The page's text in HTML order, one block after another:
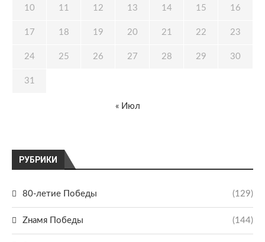
РУБРИКИ
80-летие Победы (129)
Zнамя Победы (144)
10 11 12 13 14 15 16
17 18 19 20 21 22 23
24 25 26 27 28 29 30
31
« Июл